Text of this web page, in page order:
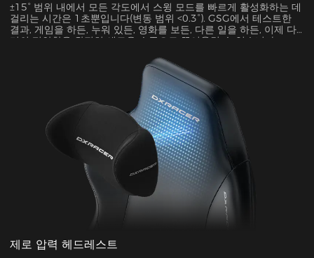
±15° 범위 내에서 모든 각도에서 스윙 모드를 빠르게 활성화하는 데
걸리는 시간은 1초뿐입니다(변동 범위 <0.3°). GSG에서 테스트한
결과, 게임을 하든, 누워 있든, 영화를 보든, 다른 일을 하든, 이제 다
리의 편안함을 완전히 새로운 수준으로 끌어올릴 수 있습니다.
제로 압력 헤드레스트